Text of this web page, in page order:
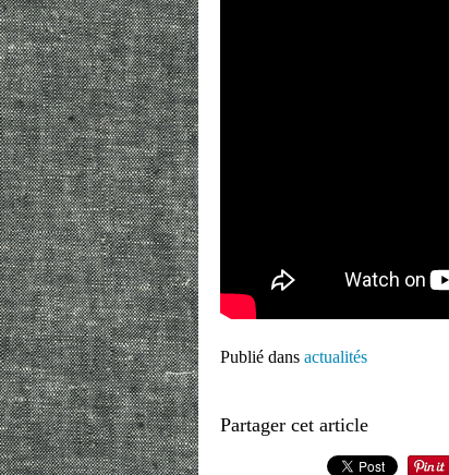
Publié dans actualités
Partager cet article